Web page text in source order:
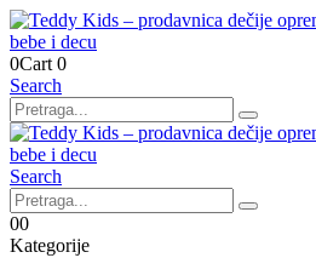
0Cart 0
Search
Search
00
Kategorije